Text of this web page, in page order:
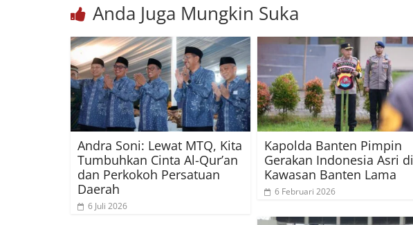
Anda Juga Mungkin Suka
Andra Soni: Lewat MTQ, Kita
Tumbuhkan Cinta Al-Qur’an
dan Perkokoh Persatuan
Daerah
6 Juli 2026
Kapolda Banten Pimpin
Gerakan Indonesia Asri di
Kawasan Banten Lama
6 Februari 2026